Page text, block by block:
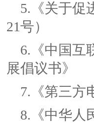
5. 《关于
21号）
6. 《中国
展倡议书》
7. 《第三
8. 《中华